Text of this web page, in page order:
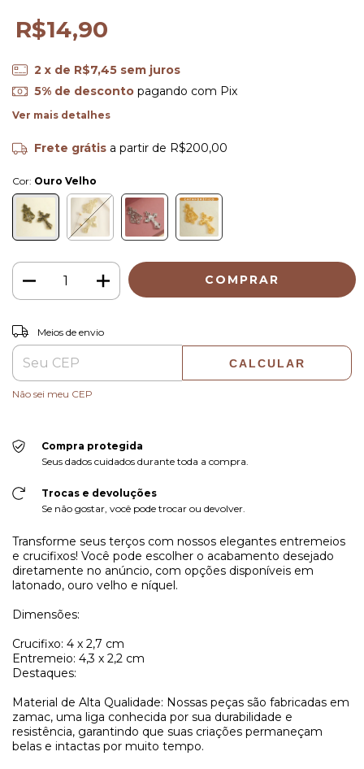
R$14,90
2 x de R$7,45 sem juros
5% de descontopagando com Pix
Ver mais detalhes
Frete grátis a partir de R$200,00
Cor: Ouro Velho
Entregas para o CEP:
Meios de envio
CALCULAR
Não sei meu CEP
Compra protegida
Seus dados cuidados durante toda a compra.
Trocas e devoluções
Se não gostar, você pode trocar ou devolver.
Transforme seus terços com nossos elegantes entremeios
e crucifixos! Você pode escolher o acabamento desejado
diretamente no anúncio, com opções disponíveis em
latonado, ouro velho e níquel.
Dimensões:
Crucifixo: 4 x 2,7 cm
Entremeio: 4,3 x 2,2 cm
Destaques:
Material de Alta Qualidade: Nossas peças são fabricadas em
zamac, uma liga conhecida por sua durabilidade e
resistência, garantindo que suas criações permaneçam
belas e intactas por muito tempo.